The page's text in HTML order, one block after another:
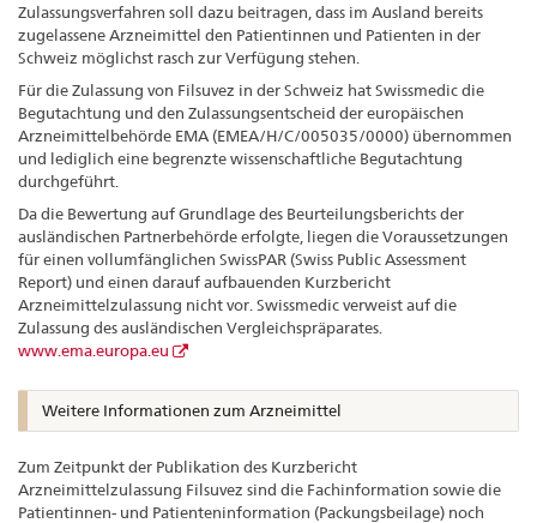
Zulassungsverfahren soll dazu beitragen, dass im Ausland bereits
zugelassene Arzneimittel den Patientinnen und Patienten in der
Schweiz möglichst rasch zur Verfügung stehen.
Für die Zulassung von Filsuvez in der Schweiz hat Swissmedic die
Begutachtung und den Zulassungsentscheid der europäischen
Arzneimittelbehörde EMA (EMEA/H/C/005035/0000) übernommen
und lediglich eine begrenzte wissenschaftliche Begutachtung
durchgeführt.
Da die Bewertung auf Grundlage des Beurteilungsberichts der
ausländischen Partnerbehörde erfolgte, liegen die Voraussetzungen
für einen vollumfänglichen SwissPAR (Swiss Public Assessment
Report) und einen darauf aufbauenden Kurzbericht
Arzneimittelzulassung nicht vor. Swissmedic verweist auf die
Zulassung des ausländischen Vergleichspräparates.
www.ema.europa.eu
Weitere Informationen zum Arzneimittel
Zum Zeitpunkt der Publikation des Kurzbericht
Arzneimittelzulassung Filsuvez sind die Fachinformation sowie die
Patientinnen- und Patienteninformation (Packungsbeilage) noch